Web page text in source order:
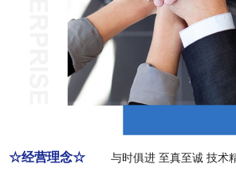
☆经营理念☆ 与时俱进 至真至诚 技术